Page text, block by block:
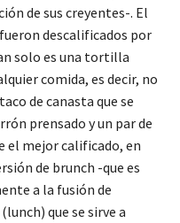
de sus creyentes-. El
descalificados por
solo es una tortilla
comida, es decir, no
de canasta que se
prensado y un par de
el mejor calificado, en
de brunch -que es
a la fusión de
que se sirve a